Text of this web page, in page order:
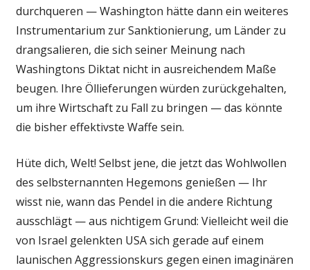
durchqueren — Washington hätte dann ein weiteres
Instrumentarium zur Sanktionierung, um Länder zu
drangsalieren, die sich seiner Meinung nach
Washingtons Diktat nicht in ausreichendem Maße
beugen. Ihre Öllieferungen würden zurückgehalten,
um ihre Wirtschaft zu Fall zu bringen — das könnte
die bisher effektivste Waffe sein.
Hüte dich, Welt! Selbst jene, die jetzt das Wohlwollen
des selbsternannten Hegemons genießen — Ihr
wisst nie, wann das Pendel in die andere Richtung
ausschlägt — aus nichtigem Grund: Vielleicht weil die
von Israel gelenkten USA sich gerade auf einem
launischen Aggressionskurs gegen einen imaginären